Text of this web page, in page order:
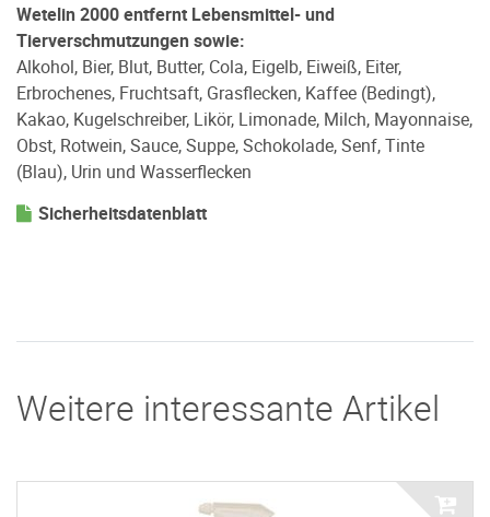
Wetelin 2000 entfernt Lebensmittel- und
Tierverschmutzungen sowie:
Alkohol, Bier, Blut, Butter, Cola, Eigelb, Eiweiß, Eiter,
Erbrochenes, Fruchtsaft, Grasflecken, Kaffee (Bedingt),
Kakao, Kugelschreiber, Likör, Limonade, Milch, Mayonnaise,
Obst, Rotwein, Sauce, Suppe, Schokolade, Senf, Tinte
(Blau), Urin und Wasserflecken
Sicherheitsdatenblatt
Weitere interessante Artikel